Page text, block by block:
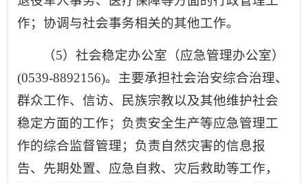
作；协调与社会事务相关的其他工作。
（5）社会稳定办公室（应急管理办公室）
(0539-8892156)。主要承担社会治安综合治理、
群众工作、信访、民族宗教以及其他维护社会
稳定方面的工作；负责安全生产等应急管理工
作的综合监督管理；负责自然灾害的信息报
告、先期处置、应急自救、灾后救助等工作，